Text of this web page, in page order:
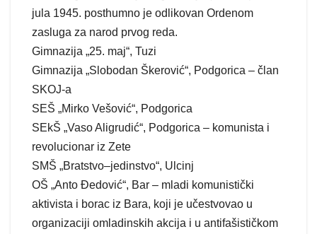
jula 1945. posthumno je odlikovan Ordenom
zasluga za narod prvog reda.
Gimnazija „25. maj“, Tuzi
Gimnazija „Slobodan Škerović“, Podgorica – član
SKOJ-a
SEŠ „Mirko Vešović“, Podgorica
SEkŠ „Vaso Aligrudić“, Podgorica – komunista i
revolucionar iz Zete
SMŠ „Bratstvo–jedinstvo“, Ulcinj
OŠ „Anto Đedović“, Bar – mladi komunistički
aktivista i borac iz Bara, koji je učestvovao u
organizaciji omladinskih akcija i u antifašističkom